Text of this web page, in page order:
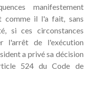
manifestement
comme il l'a fait, sans
si ces circonstances
l'arrêt de l'exécution
a privé sa décision
524 du Code de